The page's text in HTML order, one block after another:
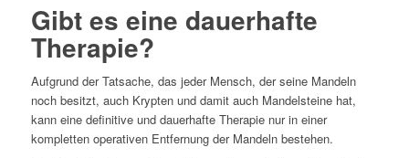
Gibt es eine dauerhafte
Therapie?
Aufgrund der Tatsache, das jeder Mensch, der seine Mandeln
noch besitzt, auch Krypten und damit auch Mandelsteine hat,
kann eine definitive und dauerhafte Therapie nur in einer
kompletten operativen Entfernung der Mandeln bestehen.